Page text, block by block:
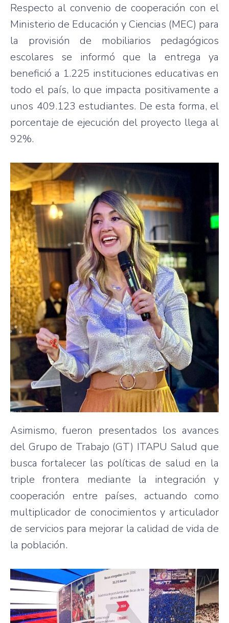
Respecto al convenio de cooperación con el
Ministerio de Educación y Ciencias (MEC) para
la provisión de mobiliarios pedagógicos
escolares se informó que la entrega ya
benefició a 1.225 instituciones educativas en
todo el país, lo que impacta positivamente a
unos 409.123 estudiantes. De esta forma, el
porcentaje de ejecución del proyecto llega al
92%.
Asimismo, fueron presentados los avances
del Grupo de Trabajo (GT) ITAPU Salud que
busca fortalecer las políticas de salud en la
triple frontera mediante la integración y
cooperación entre países, actuando como
multiplicador de conocimientos y articulador
de servicios para mejorar la calidad de vida de
la población.